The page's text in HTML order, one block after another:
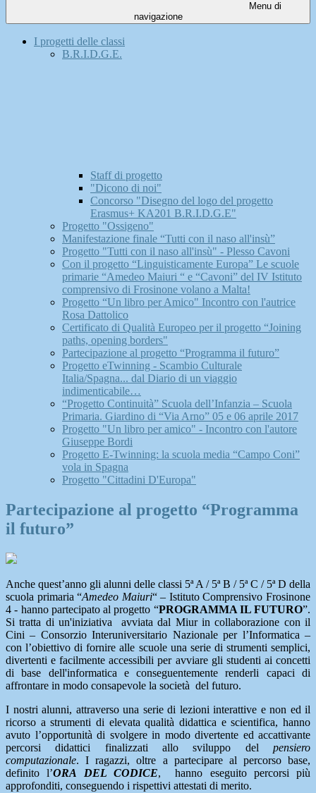
Menu di
navigazione
I progetti delle classi
B.R.I.D.G.E.
Staff di progetto
"Dicono di noi"
Concorso "Disegno del logo del progetto
Erasmus+ KA201 B.R.I.D.G.E"
Progetto "Ossigeno"
Manifestazione finale “Tutti con il naso all'insù”
Progetto "Tutti con il naso all'insù" - Plesso Cavoni
Con il progetto “Linguisticamente Europa” Le scuole
primarie “Amedeo Maiuri “ e “Cavoni” del IV Istituto
comprensivo di Frosinone volano a Malta!
Progetto “Un libro per Amico" Incontro con l'autrice
Rosa Dattolico
Certificato di Qualità Europeo per il progetto “Joining
paths, opening borders"
Partecipazione al progetto “Programma il futuro”
Progetto eTwinning - Scambio Culturale
Italia/Spagna... dal Diario di un viaggio
indimenticabile…
“Progetto Continuità” Scuola dell’Infanzia – Scuola
Primaria. Giardino di “Via Arno” 05 e 06 aprile 2017
Progetto "Un libro per amico" - Incontro con l'autore
Giuseppe Bordi
Progetto E-Twinning: la scuola media “Campo Coni”
vola in Spagna
Progetto "Cittadini D'Europa"
Partecipazione al progetto “Programma
il futuro”
Anche quest’anno gli alunni delle classi 5ª A / 5ª B / 5ª C / 5ª D della
scuola primaria “Amedeo Maiuri“ – Istituto Comprensivo Frosinone
4 - hanno partecipato al progetto “PROGRAMMA IL FUTURO”.
Si tratta di un'iniziativa avviata dal Miur in collaborazione con il
Cini – Consorzio Interuniversitario Nazionale per l’Informatica –
con l’obiettivo di fornire alle scuole una serie di strumenti semplici,
divertenti e facilmente accessibili per avviare gli studenti ai concetti
di base dell'informatica e conseguentemente renderli capaci di
affrontare in modo consapevole la società del futuro.
I nostri alunni, attraverso una serie di lezioni interattive e non ed il
ricorso a strumenti di elevata qualità didattica e scientifica, hanno
avuto l’opportunità di svolgere in modo divertente ed accattivante
percorsi didattici finalizzati allo sviluppo del pensiero
computazionale. I ragazzi, oltre a partecipare al percorso base,
definito l’ORA DEL CODICE, hanno eseguito percorsi più
approfonditi, conseguendo i rispettivi attestati di merito.